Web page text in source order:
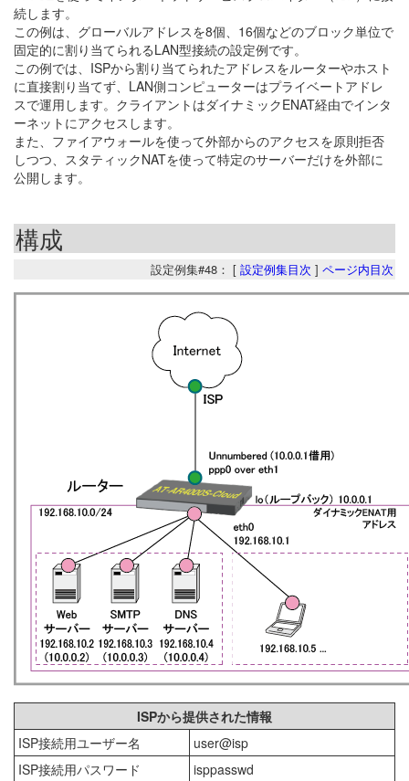
続します。
この例は、グローバルアドレスを8個、16個などのブロック単位で
固定的に割り当てられるLAN型接続の設定例です。
この例では、ISPから割り当てられたアドレスをルーターやホスト
に直接割り当てず、LAN側コンピューターはプライベートアドレ
スで運用します。クライアントはダイナミックENAT経由でインタ
ーネットにアクセスします。
また、ファイアウォールを使って外部からのアクセスを原則拒否
しつつ、スタティックNATを使って特定のサーバーだけを外部に
公開します。
構成
設定例集#48： [ 設定例集目次 ] ページ内目次
ISPから提供された情報
ISP接続用ユーザー名
user@isp
ISP接続用パスワード
isppasswd